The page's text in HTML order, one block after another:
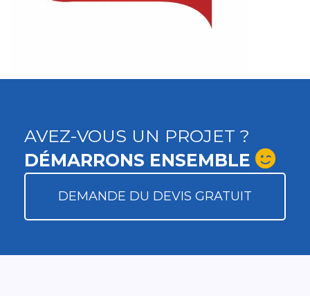
AVEZ-VOUS UN PROJET ?
DÉMARRONS ENSEMBLE
DEMANDE DU DEVIS GRATUIT